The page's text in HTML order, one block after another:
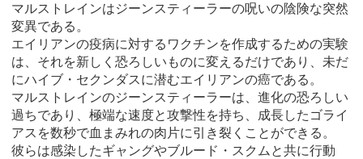
マルストレインはジーンスティーラーの呪いの陰険な突然
変異である。
エイリアンの疫病に対するワクチンを作成するための実験
は、それを新しく恐ろしいものに変えるだけであり、未だ
にハイブ・セクンダスに潜むエイリアンの癌である。
マルストレインのジーンスティーラーは、進化の恐ろしい
過ちであり、極端な速度と攻撃性を持ち、成長したゴライ
アスを数秒で血まみれの肉片に引き裂くことができる。
彼らは感染したギャングやブルード・スクムと共に行動